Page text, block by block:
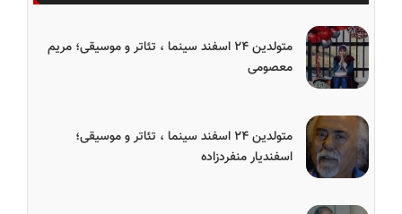
متولدین ۲۴ اسفند سینما ، تئاتر و موسیقی؛ مریم
معصومی
متولدین ۲۴ اسفند سینما ، تئاتر و موسیقی؛
اسفندیار منفردزاده